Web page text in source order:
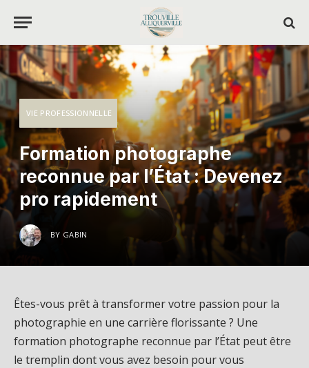
VIE PROFESSIONNELLE
Formation photographe
reconnue par l’État : Devenez
pro rapidement
BY GABIN
Êtes-vous prêt à transformer votre passion pour la
photographie en une carrière florissante ? Une
formation photographe reconnue par l’État peut être
le tremplin dont vous avez besoin pour vous